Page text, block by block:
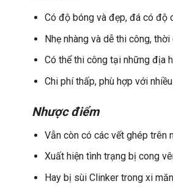
Có độ bóng và đẹp, đá có độ
Nhẹ nhàng và dễ thi công,
Có thể thi công tại những địa
Chi phí thấp, phù hợp với
Nhược điểm
Vẫn còn có các vết ghép trên
Xuất hiện tình trạng bị cong
Hay bị sùi Clinker trong xi